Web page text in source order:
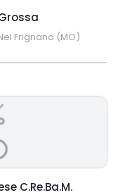
Frignano (MO)
C.Re.Ba.M.